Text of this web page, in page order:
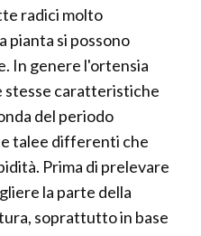
radici molto
pianta si possono
In genere l'ortensia
stesse caratteristiche
del periodo
talee differenti che
Prima di prelevare
la parte della
soprattutto in base